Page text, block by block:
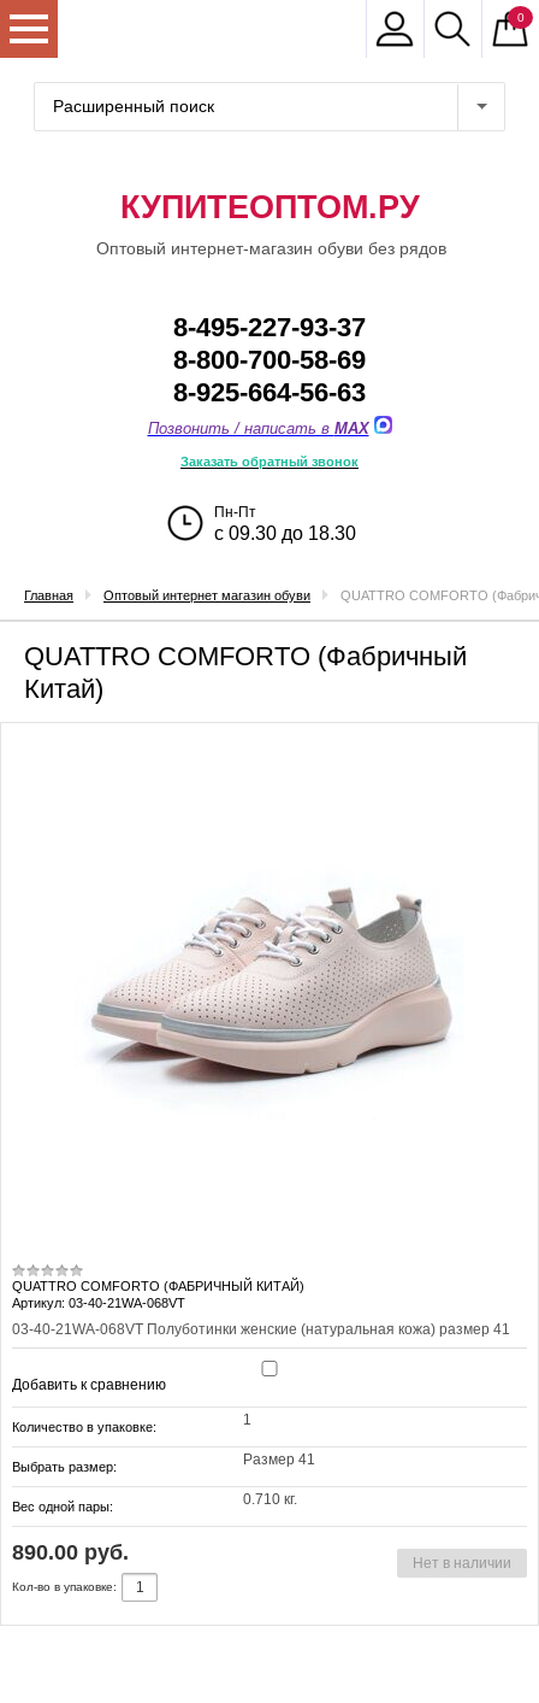
0
Расширенный поиск
КУПИТЕОПТОМ.РУ
Оптовый интернет-магазин обуви без рядов
8-495-227-93-37
8-800-700-58-69
8-925-664-56-63
Позвонить / написать в MAX
Заказать обратный звонок
Пн-Пт
с 09.30 до 18.30
Главная Оптовый интернет магазин обуви QUATTRO COMFORTO
QUATTRO COMFORTO (Фабричный
Китай)
QUATTRO COMFORTO (ФАБРИЧНЫЙ КИТАЙ)
Артикул: 03-40-21WA-068VT
03-40-21WA-068VT Полуботинки женские (натуральная кожа) размер 41
Добавить к сравнению
Количество в упаковке: 1
Выбрать размер: Размер 41
Вес одной пары: 0.710 кг.
890.00 руб. Нет в наличии
Кол-во в упаковке: